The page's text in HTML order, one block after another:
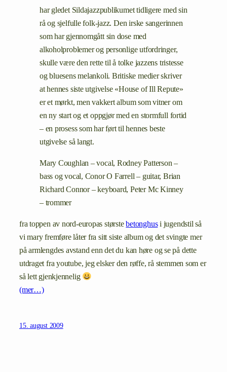
har gledet Sildajazzpublikumet tidligere med sin
rå og sjelfulle folk-jazz. Den irske sangerinnen
som har gjennomgått sin dose med
alkoholproblemer og personlige utfordringer,
skulle være den rette til å tolke jazzens tristesse
og bluesens melankoli. Britiske medier skriver
at hennes siste utgivelse «House of Ill Repute»
er et mørkt, men vakkert album som vitner om
en ny start og et oppgjør med en stormfull fortid
– en prosess som har ført til hennes beste
utgivelse så langt.
Mary Coughlan – vocal, Rodney Patterson –
bass og vocal, Conor O Farrell – guitar, Brian
Richard Connor – keyboard, Peter Mc Kinney
– trommer
fra toppen av nord-europas størstebetonghusi jugendstil så
vi mary fremføre låter fra sitt siste album og det svingte mer
på armlengdes avstand enn det du kan høre og se på dette
utdraget fra youtube, jeg elsker den røffe, rå stemmen som er
så lett gjenkjennelig
(mer…)
15. august 2009